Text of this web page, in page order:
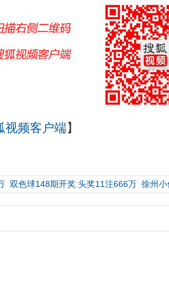
视频客户端】
双色球148期开奖:头奖11注666万 徐州